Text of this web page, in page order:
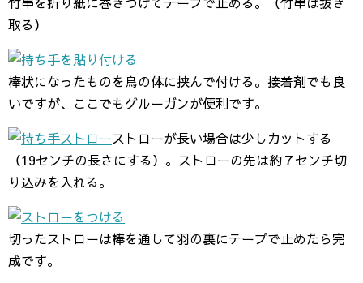
取る）
棒状になったものを鳥の体に挟んで付ける。接着剤でも良
いですが、ここでもグルーガンが便利です。
ストローが長い場合は少しカットする
（19センチの長さにする）。ストローの先は約７センチ切
り込みを入れる。
切ったストローは棒を通して羽の裏にテープで止めたら完
成です。